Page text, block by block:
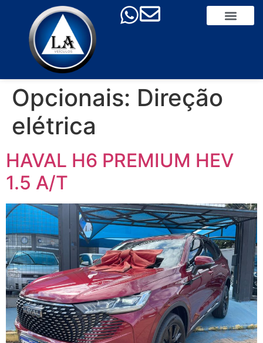
Opcionais: Direção
elétrica
HAVAL H6 PREMIUM HEV
1.5 A/T